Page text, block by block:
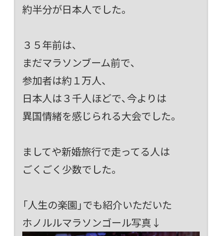
約半分が日本人でした。
３５年前は、
まだマラソンブーム前で、
参加者は約１万人、
日本人は３千人ほどで、今よりは
異国情緒を感じられる大会でした。
ましてや新婚旅行で走ってる人は
ごくごく少数でした。
「人生の楽園」でも紹介いただいた
ホノルルマラソンゴール写真↓